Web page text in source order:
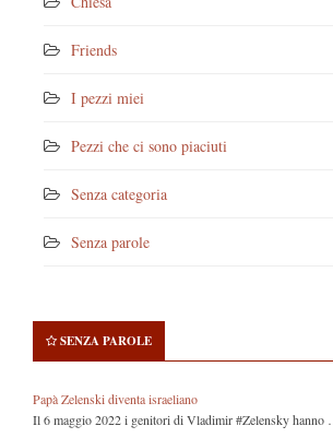
Friends
I pezzi miei
Pezzi che ci sono piaciuti
Senza categoria
Senza parole
SENZA PAROLE
Papà Zelenski diventa israeliano
Il 6 maggio 2022 i genitori di Vladimir #Zelensky hanno …